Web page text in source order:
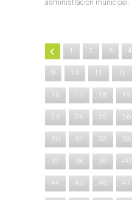
administración municipal.
1 2 3 4
9 10 11 12
16 17 18 19
23 24 25 26
30 31 32 33
37 38 39 40
44 45 46 47